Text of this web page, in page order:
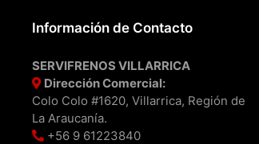
Información de Contacto
SERVIFRENOS VILLARRICA
Dirección Comercial:
Colo Colo #1620, Villarrica, Región de
La Araucanía.
+56 9 61223840